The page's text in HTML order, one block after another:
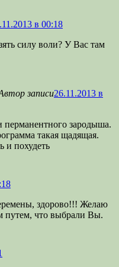
в 00:18
силу воли? У Вас там
записи26.11.2013 в
перманентного зародыша.
такая щадящая.
и похудеть
здорово!!! Желаю
путем, что выбрали Вы.